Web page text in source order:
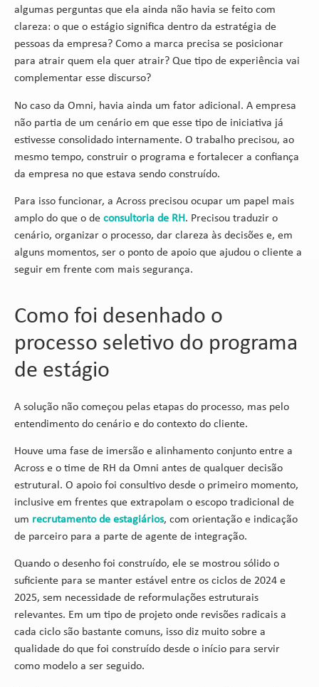
algumas perguntas que ela ainda não havia se feito com
clareza: o que o estágio significa dentro da estratégia de
pessoas da empresa? Como a marca precisa se posicionar
para atrair quem ela quer atrair? Que tipo de experiência vai
complementar esse discurso?
No caso da Omni, havia ainda um fator adicional. A empresa
não partia de um cenário em que esse tipo de iniciativa já
estivesse consolidado internamente. O trabalho precisou, ao
mesmo tempo, construir o programa e fortalecer a confiança
da empresa no que estava sendo construído.
Para isso funcionar, a Across precisou ocupar um papel mais
amplo do que o de consultoria de RH. Precisou traduzir o
cenário, organizar o processo, dar clareza às decisões e, em
alguns momentos, ser o ponto de apoio que ajudou o cliente a
seguir em frente com mais segurança.
Como foi desenhado o
processo seletivo do programa
de estágio
A solução não começou pelas etapas do processo, mas pelo
entendimento do cenário e do contexto do cliente.
Houve uma fase de imersão e alinhamento conjunto entre a
Across e o time de RH da Omni antes de qualquer decisão
estrutural. O apoio foi consultivo desde o primeiro momento,
inclusive em frentes que extrapolam o escopo tradicional de
um recrutamento de estagiários, com orientação e indicação
de parceiro para a parte de agente de integração.
Quando o desenho foi construído, ele se mostrou sólido o
suficiente para se manter estável entre os ciclos de 2024 e
2025, sem necessidade de reformulações estruturais
relevantes. Em um tipo de projeto onde revisões radicais a
cada ciclo são bastante comuns, isso diz muito sobre a
qualidade do que foi construído desde o início para servir
como modelo a ser seguido.